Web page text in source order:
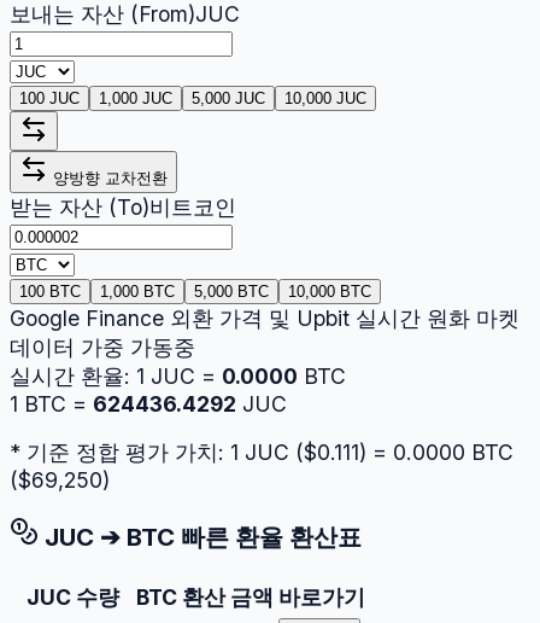
보내는 자산 (From)JUC
100 JUC 1,000 JUC 5,000 JUC 10,000 JUC
양방향 교차전환
받는 자산 (To)비트코인
100 BTC 1,000 BTC 5,000 BTC 10,000 BTC
Google Finance 외환 가격 및 Upbit 실시간 원화 마켓
데이터 가중 가동중
실시간 환율: 1 JUC = 0.0000 BTC
1 BTC = 624436.4292 JUC
* 기준 정합 평가 가치: 1 JUC ($0.111) = 0.0000 BTC
($69,250)
JUC ➔ BTC 빠른 환율 환산표
JUC수량 BTC 환산 금액 바로가기